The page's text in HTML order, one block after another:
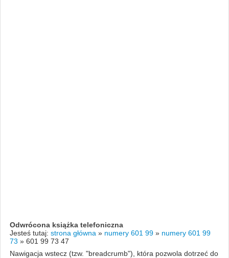
Odwrócona książka telefoniczna
Jesteś tutaj: strona główna » numery 601 99 » numery 601 99
73 » 601 99 73 47
Nawigacja wstecz (tzw. "breadcrumb"), która pozwola dotrzeć do